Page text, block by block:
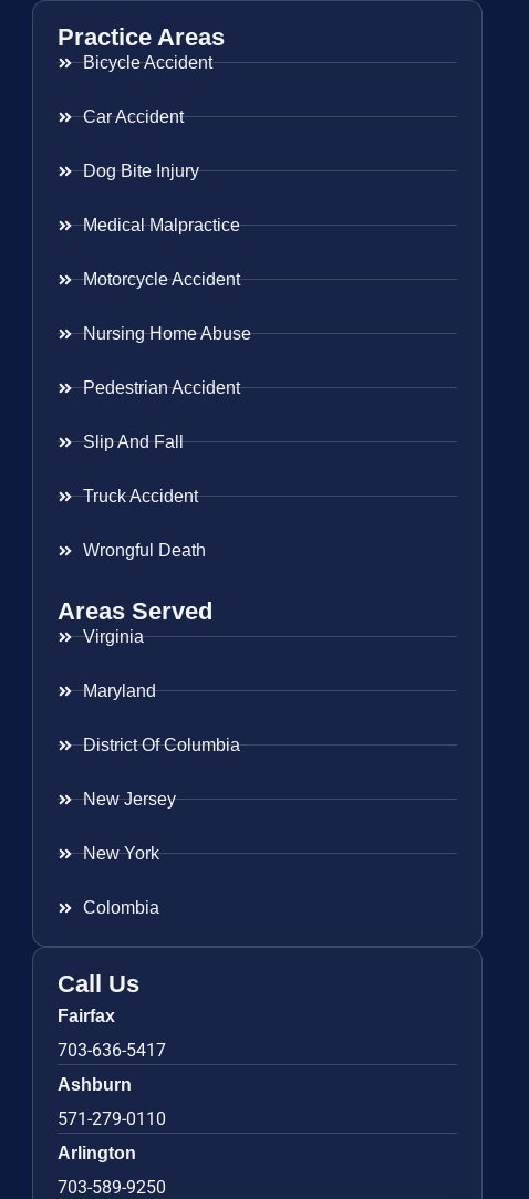
Practice Areas
Bicycle Accident
Car Accident
Dog Bite Injury
Medical Malpractice
Motorcycle Accident
Nursing Home Abuse
Pedestrian Accident
Slip And Fall
Truck Accident
Wrongful Death
Areas Served
Virginia
Maryland
District Of Columbia
New Jersey
New York
Colombia
Call Us
Fairfax
703-636-5417
Ashburn
571-279-0110
Arlington
703-589-9250